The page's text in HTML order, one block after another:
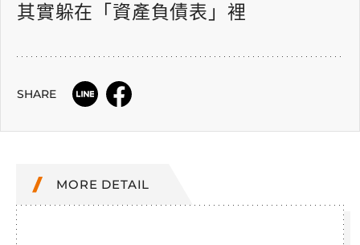
其實躲在「資產負債表」裡
SHARE
MORE DETAIL